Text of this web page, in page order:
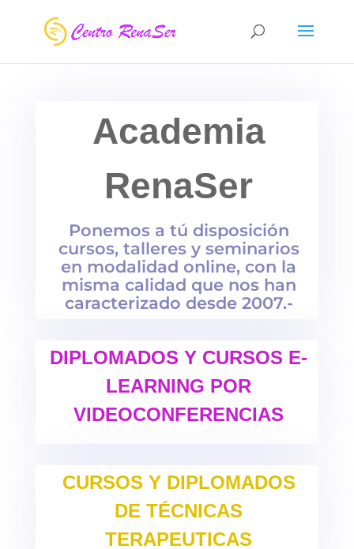
Academia
RenaSer
Ponemos a tú disposición
cursos, talleres y seminarios
en modalidad online, con la
misma calidad que nos han
caracterizado desde 2007.-
DIPLOMADOS Y CURSOS E-
LEARNING POR
VIDEOCONFERENCIAS
CURSOS Y DIPLOMADOS
DE TÉCNICAS
TERAPEUTICAS